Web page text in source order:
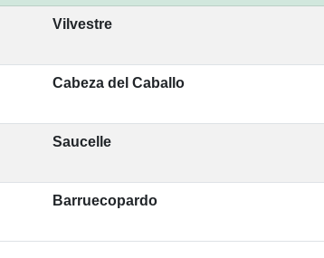
Vilvestre
Cabeza del Caballo
Saucelle
Barruecopardo